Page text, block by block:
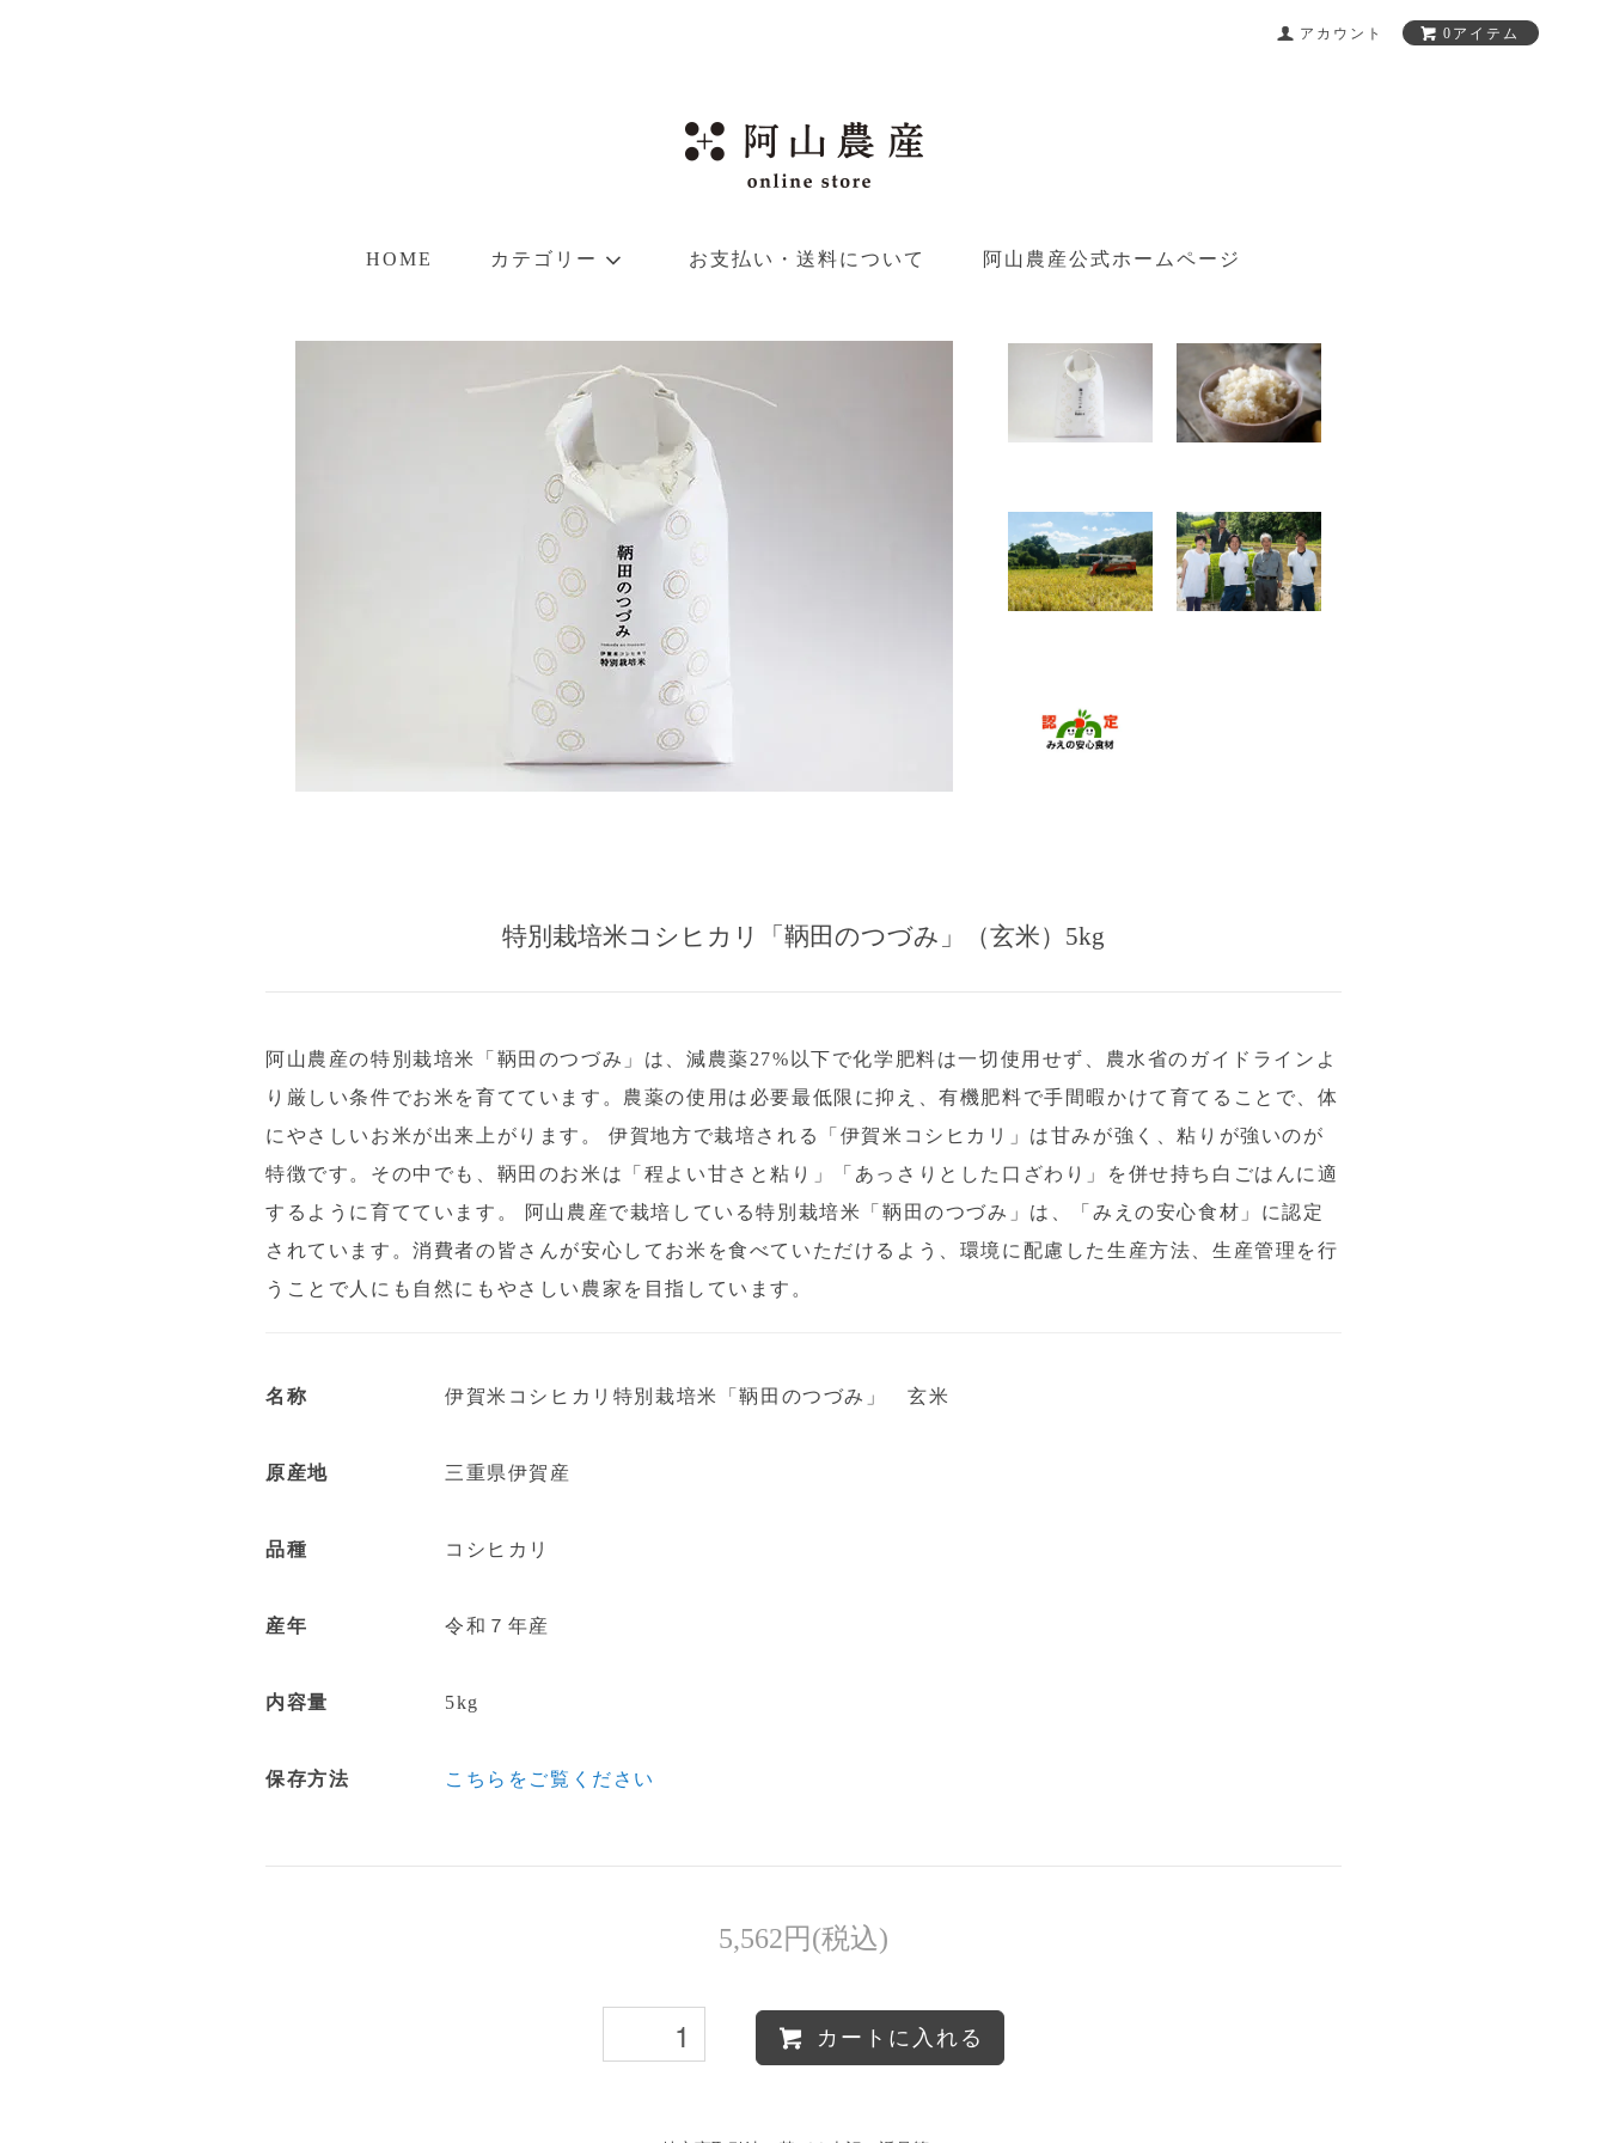
アカウント 0アイテム
HOME カテゴリー お支払い・送料について 阿山農産公式ホームページ
特別栽培米コシヒカリ「鞆田のつづみ」（玄米）5kg
阿山農産の特別栽培米「鞆田のつづみ」は、減農薬27%以下で化学肥料は一切使用せず、農水省のガイドラインよ
り厳しい条件でお米を育てています。農薬の使用は必要最低限に抑え、有機肥料で手間暇かけて育てることで、体
にやさしいお米が出来上がります。 伊賀地方で栽培される「伊賀米コシヒカリ」は甘みが強く、粘りが強いのが
特徴です。その中でも、鞆田のお米は「程よい甘さと粘り」「あっさりとした口ざわり」を併せ持ち白ごはんに適
するように育てています。 阿山農産で栽培している特別栽培米「鞆田のつづみ」は、「みえの安心食材」に認定
されています。消費者の皆さんが安心してお米を食べていただけるよう、環境に配慮した生産方法、生産管理を行
うことで人にも自然にもやさしい農家を目指しています。
名称 伊賀米コシヒカリ特別栽培米「鞆田のつづみ」 玄米
原産地 三重県伊賀産
品種 コシヒカリ
産年 令和７年産
内容量 5kg
保存方法 こちらをご覧ください
5,562円(税込)
カートに入れる